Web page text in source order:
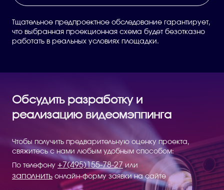
Тщательное предпроектное обследование гарантирует,
что выбранная проекционная схема будет безотказно
работать в реальных условиях площадки.
Обсудить разработку и
реализацию видеомэппинга
Чтобы получить предварительную оценку проекта,
свяжитесь с нами любым удобным способом:
По телефону +7(495)155-78-27или
заполнить онлайн-форму заявки на сайте